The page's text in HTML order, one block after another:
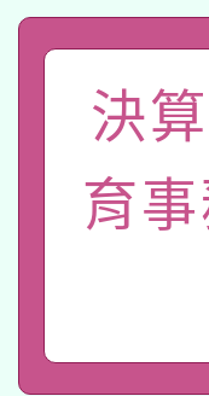
礎課
A3數
「數
pilot
有關
薪期
轉知
業技
用水
115
桃園
2026
決
育